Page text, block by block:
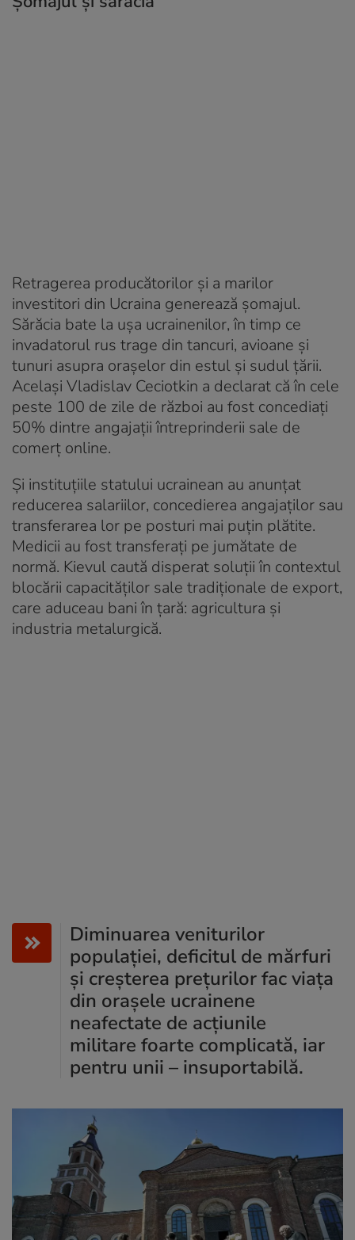
Retragerea producătorilor și a marilor
investitori din Ucraina generează șomajul.
Sărăcia bate la ușa ucrainenilor, în timp ce
invadatorul rus trage din tancuri, avioane și
tunuri asupra orașelor din estul și sudul țării.
Același Vladislav Ceciotkin a declarat că în cele
peste 100 de zile de război au fost concediați
50% dintre angajații întreprinderii sale de
comerț online.
Și instituțiile statului ucrainean au anunțat
reducerea salariilor, concedierea angajaților sau
transferarea lor pe posturi mai puțin plătite.
Medicii au fost transferați pe jumătate de
normă. Kievul caută disperat soluții în contextul
blocării capacităților sale tradiționale de export,
care aduceau bani în țară: agricultura și
industria metalurgică.
Diminuarea veniturilor
populației, deficitul de mărfuri
și creșterea prețurilor fac viața
din orașele ucrainene
neafectate de acțiunile
militare foarte complicată, iar
pentru unii – insuportabilă.